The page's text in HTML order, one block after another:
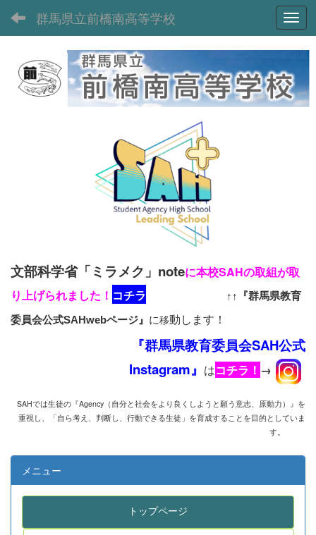
群馬県立前橋南高等学校
文部科学省「ミラメク」noteに本校SAHの取組が取
り上げられました！ コチラ ↑↑『群馬県教育
委員会公式SAHwebページ』 に移動します！
『群馬県教育委員会SAH公式
Instagram』 はコチラ！ →
SAHでは生徒の『Agency （自分と社会をより良くしようと願う意志、原動力）』を
重視し、
「自ら考え、判断し、行動できる生徒」を育成することを目的としていま
す。
メニュー
トップページ